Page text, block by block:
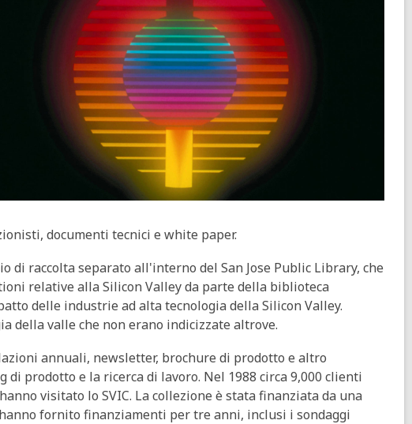
documenti tecnici e white paper.
raccolta separato all'interno del San Jose Public Library, che
relative alla Silicon Valley da parte della biblioteca
delle industrie ad alta tecnologia della Silicon Valley.
della valle che non erano indicizzate altrove.
annuali, newsletter, brochure di prodotto e altro
prodotto e la ricerca di lavoro. Nel 1988 circa 9,000 clienti
visitato lo SVIC. La collezione è stata finanziata da una
fornito finanziamenti per tre anni, inclusi i sondaggi